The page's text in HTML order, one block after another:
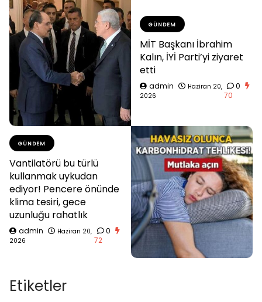
GÜNDEM
MİT Başkanı İbrahim
Kalın, İYİ Parti’yi ziyaret
etti
admin
Haziran 20,
2026
0
70
GÜNDEM
Vantilatörü bu türlü
kullanmak uykudan
ediyor! Pencere önünde
klima tesiri, gece
uzunluğu rahatlık
admin
Haziran 20,
2026
0
72
Etiketler